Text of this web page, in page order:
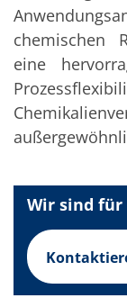
Eye Care
Glas Anwendungen
Through glass vias
Glas Wafer
Laser & Ätzen
Kundenspezifische
Rolle zu Rolle
Digital Services
Service Level
Upgrades
Training
Technologie
Technologiezentren
chemischen
eine
Wir sind für